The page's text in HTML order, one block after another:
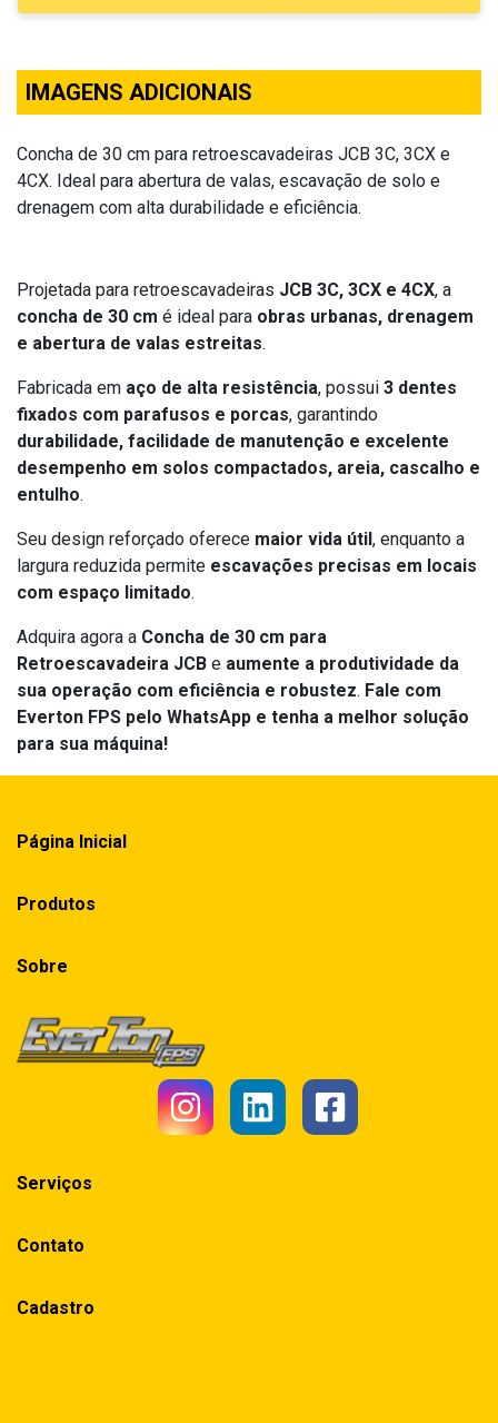
IMAGENS ADICIONAIS
Concha de 30 cm para retroescavadeiras JCB 3C, 3CX e
4CX. Ideal para abertura de valas, escavação de solo e
drenagem com alta durabilidade e eficiência.
Projetada para retroescavadeiras JCB 3C, 3CX e 4CX, a
concha de 30 cm é ideal para obras urbanas, drenagem
e abertura de valas estreitas.
Fabricada em aço de alta resistência, possui 3 dentes
fixados com parafusos e porcas, garantindo
durabilidade, facilidade de manutenção e excelente
desempenho em solos compactados, areia, cascalho e
entulho.
Seu design reforçado oferece maior vida útil, enquanto a
largura reduzida permite escavações precisas em locais
com espaço limitado.
Adquira agora a Concha de 30 cm para
Retroescavadeira JCB e aumente a produtividade da
sua operação com eficiência e robustez. Fale com
Everton FPS pelo WhatsApp e tenha a melhor solução
para sua máquina!
Página Inicial
Produtos
Sobre
Serviços
Contato
Cadastro